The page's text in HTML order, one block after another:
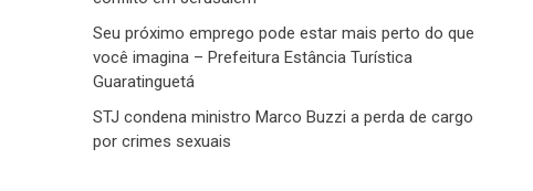
Seu próximo emprego pode estar mais perto do que
você imagina – Prefeitura Estância Turística
Guaratinguetá
STJ condena ministro Marco Buzzi a perda de cargo
por crimes sexuais